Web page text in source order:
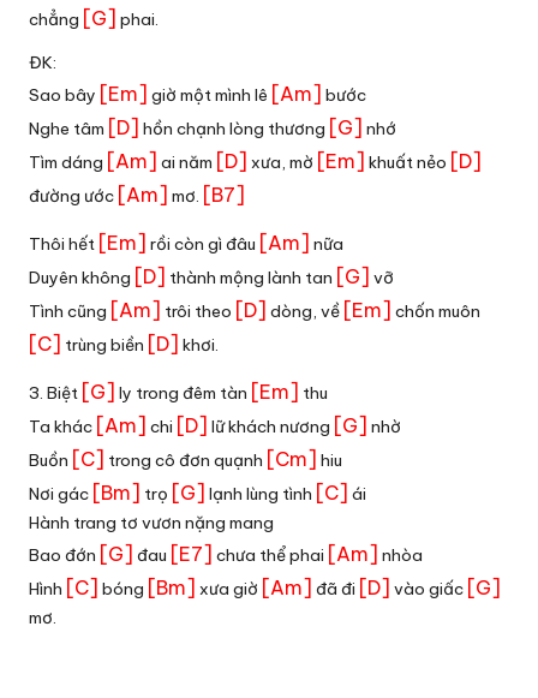
chẳng [G] phai.
ĐK:
Sao bây [Em] giờ một mình lê [Am] bước
Nghe tâm [D] hồn chạnh lòng thương [G] nhớ
Tìm dáng [Am] ai năm [D] xưa, mờ [Em] khuất nẻo [D]
đường ước [Am] mơ. [B7]
Thôi hết [Em] rồi còn gì đâu [Am] nữa
Duyên không [D] thành mộng lành tan [G] vỡ
Tình cũng [Am] trôi theo [D] dòng, về [Em] chốn muôn
[C] trùng biền [D] khơi.
3. Biệt [G] ly trong đêm tàn [Em] thu
Ta khác [Am] chi [D] lữ khách nương [G] nhờ
Buồn [C] trong cô đơn quạnh [Cm] hiu
Nơi gác [Bm] trọ [G] lạnh lùng tình [C] ái
Hành trang tơ vươn nặng mang
Bao đớn [G] đau [E7] chưa thể phai [Am] nhòa
Hình [C] bóng [Bm] xưa giờ [Am] đã đi [D] vào giấc [G]
mơ.